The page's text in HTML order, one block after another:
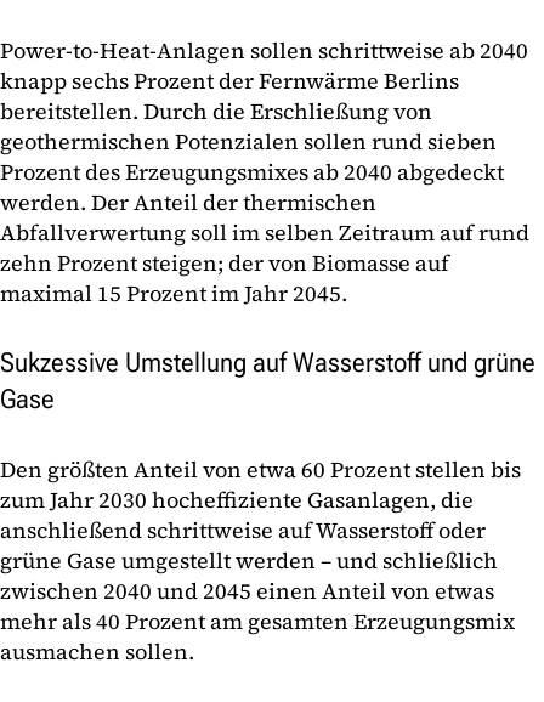
Power-to-Heat-Anlagen sollen schrittweise ab 2040
knapp sechs Prozent der Fernwärme Berlins
bereitstellen. Durch die Erschließung von
geothermischen Potenzialen sollen rund sieben
Prozent des Erzeugungsmixes ab 2040 abgedeckt
werden. Der Anteil der thermischen
Abfallverwertung soll im selben Zeitraum auf rund
zehn Prozent steigen; der von Biomasse auf
maximal 15 Prozent im Jahr 2045.
Sukzessive Umstellung auf Wasserstoff und grüne
Gase
Den größten Anteil von etwa 60 Prozent stellen bis
zum Jahr 2030 hocheffiziente Gasanlagen, die
anschließend schrittweise auf Wasserstoff oder
grüne Gase umgestellt werden – und schließlich
zwischen 2040 und 2045 einen Anteil von etwas
mehr als 40 Prozent am gesamten Erzeugungsmix
ausmachen sollen.